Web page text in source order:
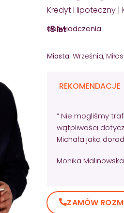
Kredyt Hipoteczny |
15 lat
doświadczenia
Miasta: Września,
REKOMENDACJE
” Nie mogliśmy
wątpliwości
Michała jako
Monika Malinowska
ZAMÓW